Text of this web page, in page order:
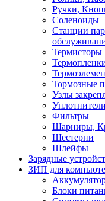
Ручки,
Соленоиды
Станции
Термисторы
Тормозные
Узлы
Уплотнители
Фильтры
Шарниры,
Шестерни
Шлейфы
Зарядные
ЗИП для
Блоки